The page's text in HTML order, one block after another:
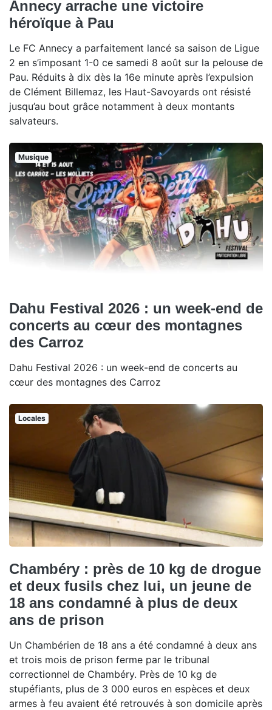
Annecy arrache une victoire
héroïque à Pau
Le FC Annecy a parfaitement lancé sa saison de Ligue
2 en s’imposant 1-0 ce samedi 8 août sur la pelouse de
Pau. Réduits à dix dès la 16e minute après l’expulsion
de Clément Billemaz, les Haut-Savoyards ont résisté
jusqu’au bout grâce notamment à deux montants
salvateurs.
Musique
Dahu Festival 2026 : un week-end de
concerts au cœur des montagnes
des Carroz
Dahu Festival 2026 : un week-end de concerts au
cœur des montagnes des Carroz
Locales
Chambéry : près de 10 kg de drogue
et deux fusils chez lui, un jeune de
18 ans condamné à plus de deux
ans de prison
Un Chambérien de 18 ans a été condamné à deux ans
et trois mois de prison ferme par le tribunal
correctionnel de Chambéry. Près de 10 kg de
stupéfiants, plus de 3 000 euros en espèces et deux
armes à feu avaient été retrouvés à son domicile après